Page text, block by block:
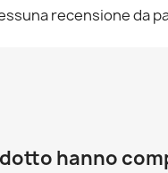
recensione da
hanno